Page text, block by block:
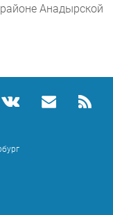
Анадырской